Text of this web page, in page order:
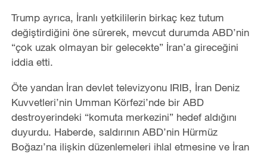
Trump ayrıca, İranlı yetkililerin birkaç kez tutum
değiştirdiğini öne sürerek, mevcut durumda ABD’nin
“çok uzak olmayan bir gelecekte” İran’a gireceğini
iddia etti.
Öte yandan İran devlet televizyonu IRIB, İran Deniz
Kuvvetleri’nin Umman Körfezi’nde bir ABD
destroyerindeki “komuta merkezini” hedef aldığını
duyurdu. Haberde, saldırının ABD’nin Hürmüz
Boğazı’na ilişkin düzenlemeleri ihlal etmesine ve İran